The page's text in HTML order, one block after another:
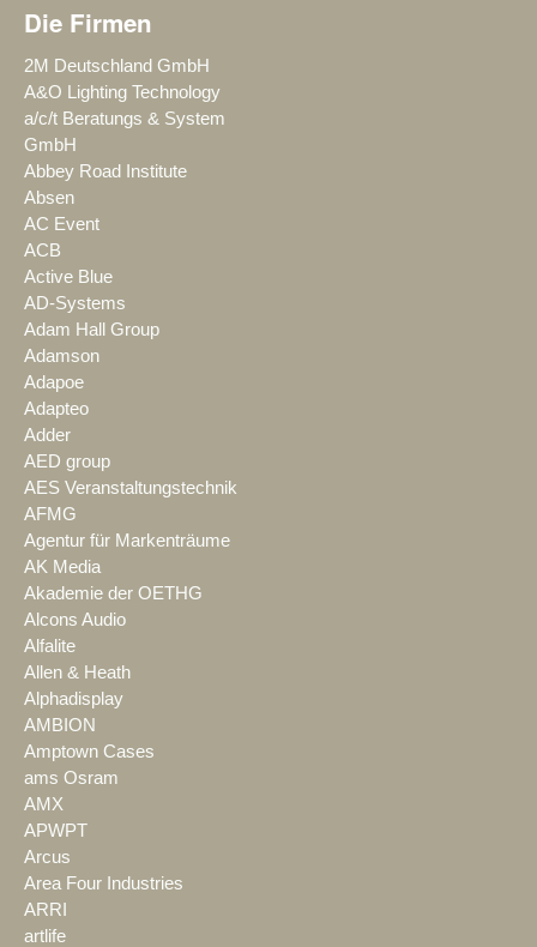
Die Firmen
2M Deutschland GmbH
A&O Lighting Technology
a/c/t Beratungs & System
GmbH
Abbey Road Institute
Absen
AC Event
ACB
Active Blue
AD-Systems
Adam Hall Group
Adamson
Adapoe
Adapteo
Adder
AED group
AES Veranstaltungstechnik
AFMG
Agentur für Markenträume
AK Media
Akademie der OETHG
Alcons Audio
Alfalite
Allen & Heath
Alphadisplay
AMBION
Amptown Cases
ams Osram
AMX
APWPT
Arcus
Area Four Industries
ARRI
artlife